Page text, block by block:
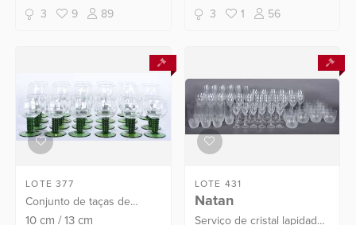
leiteira, açucareiro e
3 9 89 3 1 56
LOTE 377
Conjunto de taças de
cristal Hering com pés
10cm/13cm
LOTE 431
Natan
Serviço de cristal lapidada,